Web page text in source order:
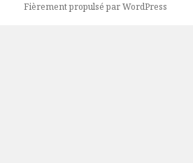
Fièrement propulsé par WordPress